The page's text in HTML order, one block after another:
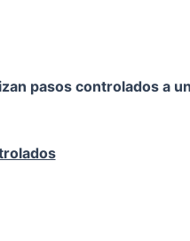
pasos controlados a